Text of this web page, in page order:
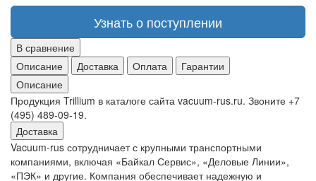
Узнать о поступлении
В сравнение
Описание
Доставка Оплата
Гарантии
Описание
Продукция Trillium в каталоге сайта vacuum-rus.ru. Звоните +7
(495) 489-09-19.
Доставка
Vacuum-rus сотрудничает с крупными транспортными
компаниями, включая «Байкал Сервис», «Деловые Линии»,
«ПЭК» и другие. Компания обеспечивает надежную и